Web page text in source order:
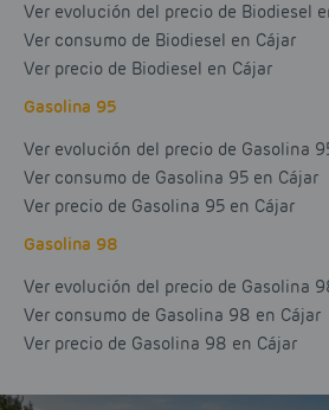
Ver evolución del precio de Biodiesel
Ver consumo de Biodiesel en Cájar
Ver precio de Biodiesel en Cájar
Gasolina 95
Ver evolución del precio de Gasolina
Ver consumo de Gasolina 95 en Cájar
Ver precio de Gasolina 95 en Cájar
Gasolina 98
Ver evolución del precio de Gasolina
Ver consumo de Gasolina 98 en Cájar
Ver precio de Gasolina 98 en Cájar